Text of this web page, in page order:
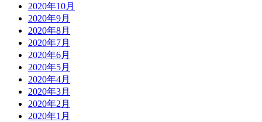
2020年10月
2020年9月
2020年8月
2020年7月
2020年6月
2020年5月
2020年4月
2020年3月
2020年2月
2020年1月